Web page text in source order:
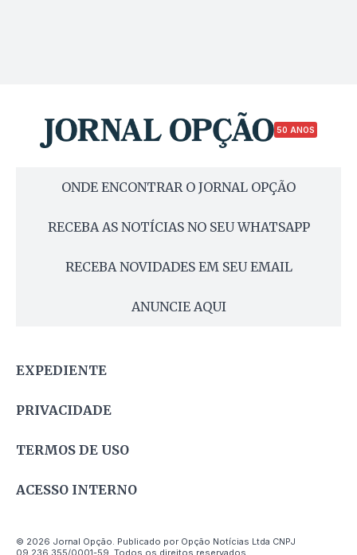
50 ANOS
ONDE ENCONTRAR O JORNAL OPÇÃO
RECEBA AS NOTÍCIAS NO SEU WHATSAPP
RECEBA NOVIDADES EM SEU EMAIL
ANUNCIE AQUI
EXPEDIENTE
PRIVACIDADE
TERMOS DE USO
ACESSO INTERNO
© 2026 Jornal Opção. Publicado por Opção Notícias Ltda CNPJ